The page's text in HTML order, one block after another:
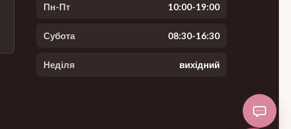
Пн-Пт 10:00-19:00
Субота 08:30-16:30
Неділя вихідний